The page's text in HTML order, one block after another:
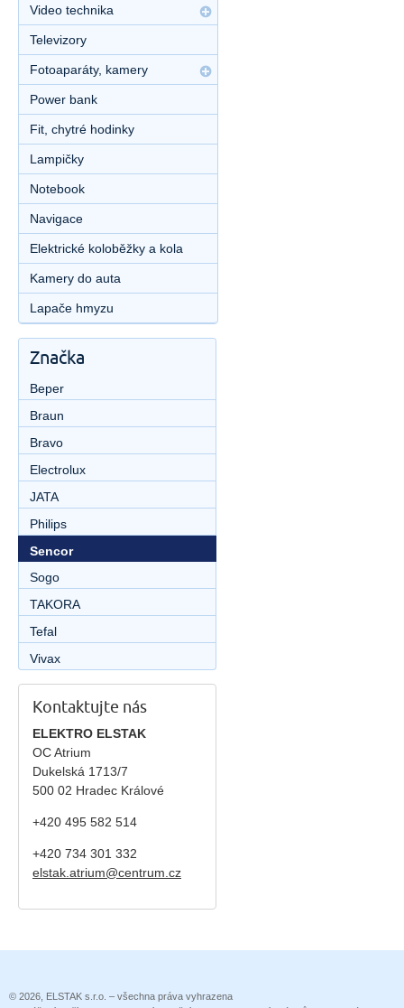
Video technika
Televizory
Fotoaparáty, kamery
Power bank
Fit, chytré hodinky
Lampičky
Notebook
Navigace
Elektrické koloběžky a kola
Kamery do auta
Lapače hmyzu
Značka
Beper
Braun
Bravo
Electrolux
JATA
Philips
Sencor
Sogo
TAKORA
Tefal
Vivax
Kontaktujte nás
ELEKTRO ELSTAK
OC Atrium
Dukelská 1713/7
500 02 Hradec Králové
+420 495 582 514
+420 734 301 332
elstak.atrium@centrum.cz
© 2026, ELSTAK s.r.o. – všechna práva vyhrazena